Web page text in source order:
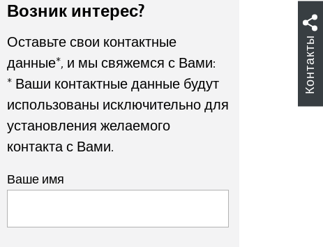
Возник интерес?
Оставьте свои контактные
данные*, и мы свяжемся с Вами:
* Ваши контактные данные будут
использованы исключительно для
установления желаемого
контакта с Вами.
Ваше имя
Контакты